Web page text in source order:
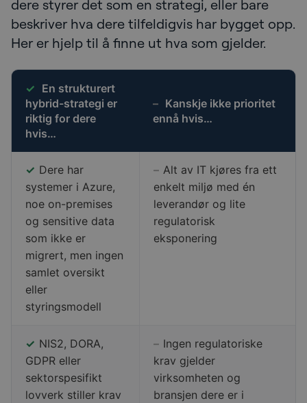
dere styrer det som en strategi, eller bare
beskriver hva dere tilfeldigvis har bygget opp.
Her er hjelp til å finne ut hva som gjelder.
✓ En strukturert
hybrid-strategi er
riktig for dere
hvis…
– Kanskje ikke prioritet
ennå hvis…
✓ Dere har
systemer i Azure,
noe on-premises
og sensitive data
som ikke er
migrert, men ingen
samlet oversikt
eller
styringsmodell
– Alt av IT kjøres fra ett
enkelt miljø med én
leverandør og lite
regulatorisk
eksponering
✓ NIS2, DORA,
GDPR eller
sektorspesifikt
lovverk stiller krav
– Ingen regulatoriske
krav gjelder
virksomheten og
bransjen dere er i